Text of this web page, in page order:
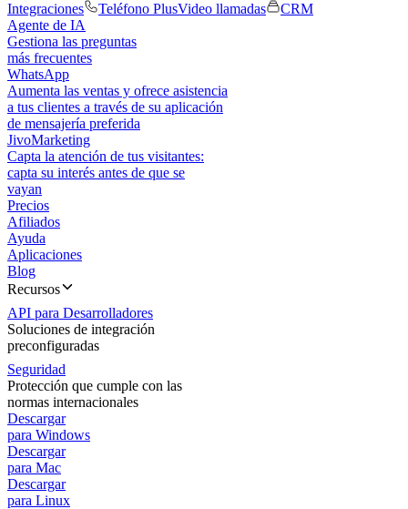
Integraciones
Teléfono PlusVideo llamadas
CRM
Agente de IA
Gestiona las preguntas
más frecuentes
WhatsApp
Aumenta las ventas y ofrece asistencia
a tus clientes a través de su aplicación
de mensajería preferida
JivoMarketing
Capta la atención de tus visitantes:
capta su interés antes de que se
vayan
Precios
Afiliados
Ayuda
Aplicaciones
Blog
Recursos
API para Desarrolladores
Soluciones de integración
preconfiguradas
Seguridad
Protección que cumple con las
normas internacionales
Descargar
para Windows
Descargar
para Mac
Descargar
para Linux